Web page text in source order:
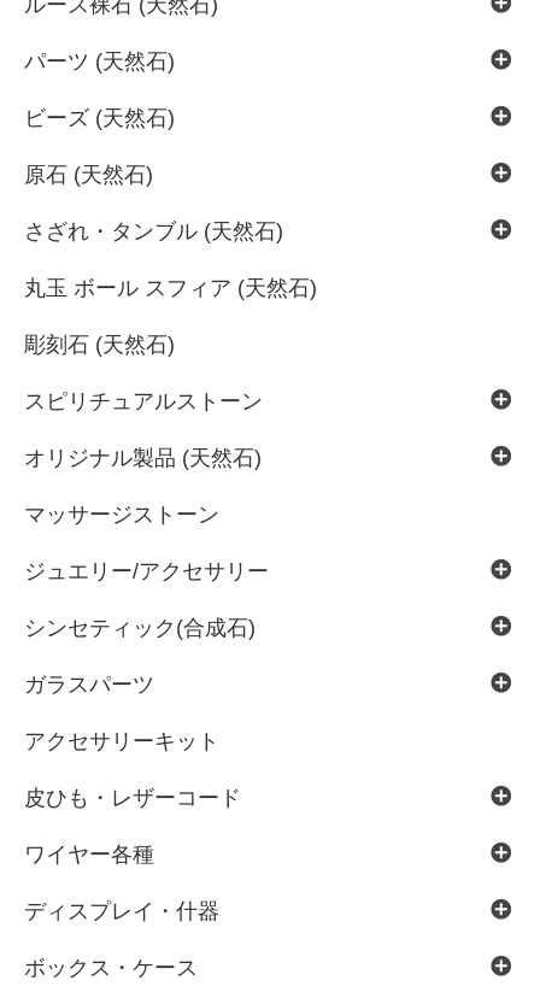
ルース裸石 (天然石)
パーツ (天然石)
ビーズ (天然石)
原石 (天然石)
さざれ・タンブル (天然石)
丸玉 ボール スフィア (天然石)
彫刻石 (天然石)
スピリチュアルストーン
オリジナル製品 (天然石)
マッサージストーン
ジュエリー/アクセサリー
シンセティック(合成石)
ガラスパーツ
アクセサリーキット
皮ひも・レザーコード
ワイヤー各種
ディスプレイ・什器
ボックス・ケース